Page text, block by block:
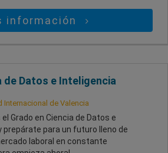
información
de Datos e Inteligencia
Internacional de Valencia
Grado en Ciencia de Datos e
prepárate para un futuro lleno de
laboral en constante